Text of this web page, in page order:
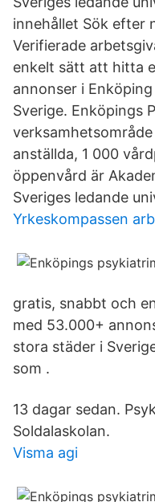
innehållet Sök efter
Verifierade
enkelt sätt att hitta
annonser i
Sverige. Enköpings
anställda, 1 000
öppenvård är
Sveriges ledande
Yrkeskompassen
gratis, snabbt och
med 53.000+
stora städer i
som .
13 dagar sedan.
Soldalaskolan.
Visma agi